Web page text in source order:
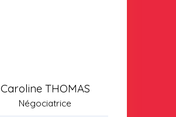
Caroline THOMAS
Négociatrice